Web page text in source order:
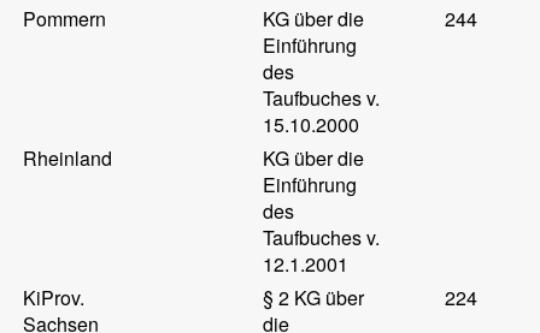
Pommern
KG über die
Einführung
des
Taufbuches v.
15.10.2000
244
Rheinland
KG über die
Einführung
des
Taufbuches v.
12.1.2001
KiProv.
Sachsen
§ 2 KG über
die
224